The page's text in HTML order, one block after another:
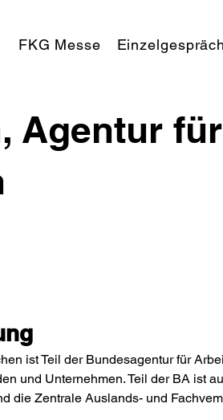
FKG Messe
Agentur für
ist Teil der Bundesagentur für
und Unternehmen. Teil der BA ist
die Zentrale Auslands- und